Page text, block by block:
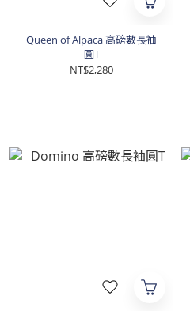
Queen of Alpaca 高磅數長袖
圓T
NT$2,280